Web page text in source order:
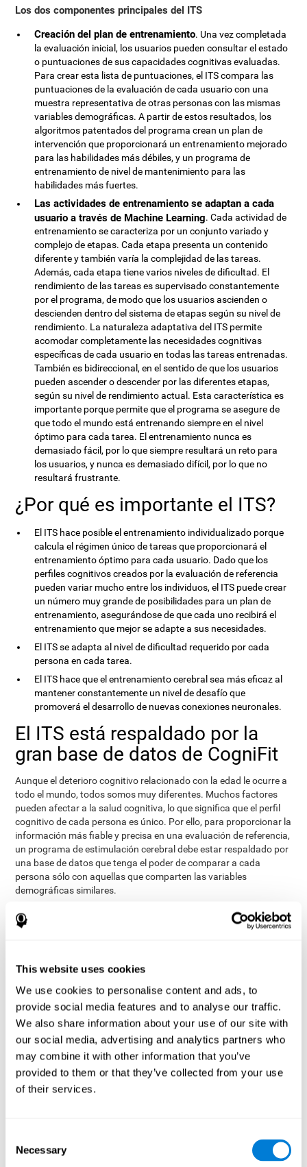
This website uses cookies
We use cookies to personalise content and ads, to
provide social media features and to analyse our traffic.
We also share information about your use of our site with
our social media, advertising and analytics partners who
may combine it with other information that you’ve
provided to them or that they’ve collected from your use
of their services.
Selection
Necessary
Los dos componentes principales del ITS
Creación del plan de entrenamiento. Una vez completada
la evaluación inicial, los usuarios pueden consultar el estado
o puntuaciones de sus capacidades cognitivas evaluadas.
Para crear esta lista de puntuaciones, el ITS compara las
puntuaciones de la evaluación de cada usuario con una
muestra representativa de otras personas con las mismas
variables demográficas. A partir de estos resultados, los
algoritmos patentados del programa crean un plan de
intervención que proporcionará un entrenamiento mejorado
para las habilidades más débiles, y un programa de
entrenamiento de nivel de mantenimiento para las
habilidades más fuertes.
Las actividades de entrenamiento se adaptan a cada
usuario a través de Machine Learning. Cada actividad de
entrenamiento se caracteriza por un conjunto variado y
complejo de etapas. Cada etapa presenta un contenido
diferente y también varía la complejidad de las tareas.
Además, cada etapa tiene varios niveles de dificultad. El
rendimiento de las tareas es supervisado constantemente
por el programa, de modo que los usuarios ascienden o
descienden dentro del sistema de etapas según su nivel de
rendimiento. La naturaleza adaptativa del ITS permite
acomodar completamente las necesidades cognitivas
específicas de cada usuario en todas las tareas entrenadas.
También es bidireccional, en el sentido de que los usuarios
pueden ascender o descender por las diferentes etapas,
según su nivel de rendimiento actual. Esta característica es
importante porque permite que el programa se asegure de
que todo el mundo está entrenando siempre en el nivel
óptimo para cada tarea. El entrenamiento nunca es
demasiado fácil, por lo que siempre resultará un reto para
los usuarios, y nunca es demasiado difícil, por lo que no
resultará frustrante.
¿Por qué es importante el ITS?
El ITS hace posible el entrenamiento individualizado porque
calcula el régimen único de tareas que proporcionará el
entrenamiento óptimo para cada usuario. Dado que los
perfiles cognitivos creados por la evaluación de referencia
pueden variar mucho entre los individuos, el ITS puede crear
un número muy grande de posibilidades para un plan de
entrenamiento, asegurándose de que cada uno recibirá el
entrenamiento que mejor se adapte a sus necesidades.
El ITS se adapta al nivel de dificultad requerido por cada
persona en cada tarea.
El ITS hace que el entrenamiento cerebral sea más eficaz al
mantener constantemente un nivel de desafío que
promoverá el desarrollo de nuevas conexiones neuronales.
El ITS está respaldado por la
gran base de datos de CogniFit
Aunque el deterioro cognitivo relacionado con la edad le ocurre a
todo el mundo, todos somos muy diferentes. Muchos factores
pueden afectar a la salud cognitiva, lo que significa que el perfil
cognitivo de cada persona es único. Por ello, para proporcionar la
información más fiable y precisa en una evaluación de referencia,
un programa de estimulación cerebral debe estar respaldado por
una base de datos que tenga el poder de comparar a cada
persona sólo con aquellas que comparten las variables
demográficas similares.
La base de datos de CogniFit contiene información recopilada de
más de 4.000.000 de usuarios que se caracterizan por diversas
cerebral de CogniFit pueden recurrir a ella para retroalimentarse y
sofisticada puntuación y clasificación de las habilidades permite
una sólida base para crear un entrenamiento cognitivo bien
diseñado, basado en la realidad y eficaz.
Resumen
Normalmente, los productos de la competencia permiten al
usuario determinar el nivel de dificultad o las tareas que se
podrían ser más desafiantes, estos productos no son capaces de
ser tan eficaces o eficientes como los programas de estimulación